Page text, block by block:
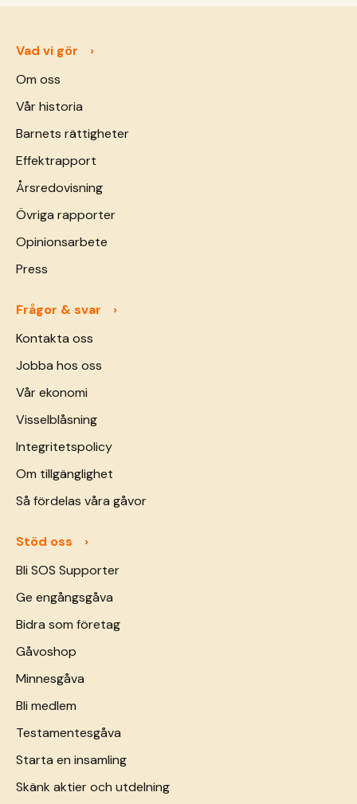
Vad vi gör
Om oss
Vår historia
Barnets rättigheter
Effektrapport
Årsredovisning
Övriga rapporter
Opinionsarbete
Press
Frågor & svar
Kontakta oss
Jobba hos oss
Vår ekonomi
Visselblåsning
Integritetspolicy
Om tillgänglighet
Så fördelas våra gåvor
Stöd oss
Bli SOS Supporter
Ge engångsgåva
Bidra som företag
Gåvoshop
Minnesgåva
Bli medlem
Testamentesgåva
Starta en insamling
Skänk aktier och utdelning